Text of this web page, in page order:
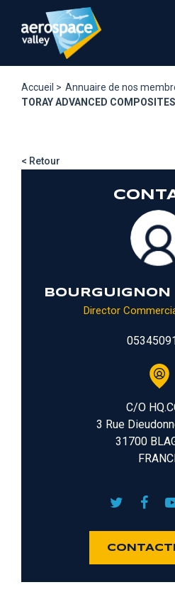
contenu
Accueil > Annuaire de nos
TORAY ADVANCED COMPOSITES
< Retour
Director
C/O
3 Rue
31700